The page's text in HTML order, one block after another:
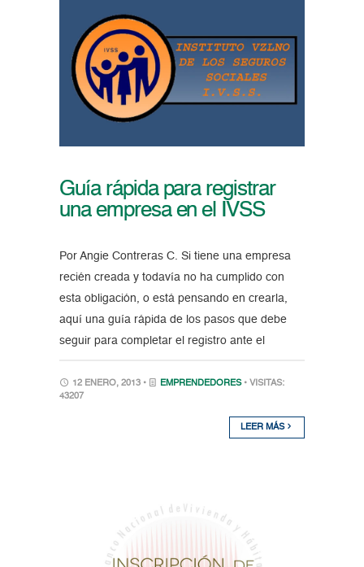
Guía rápida para registrar
una empresa en el IVSS
Por Angie Contreras C. Si tiene una empresa
recién creada y todavía no ha cumplido con
esta obligación, o está pensando en crearla,
aquí una guía rápida de los pasos que debe
seguir para completar el registro ante el
12 ENERO, 2013 • EMPRENDEDORES • VISITAS:
43207
LEER MÁS